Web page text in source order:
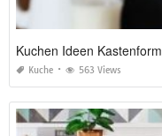
Kuchen Ideen Kastenform
Kuche 563 Views